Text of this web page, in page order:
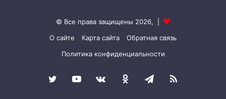
© Все права защищены 2026, |
О сайте
Карта сайта
Обратная связь
Политика конфиденциальности
TwitterYouTubevk.comОдноклассники
Telegram
RSS